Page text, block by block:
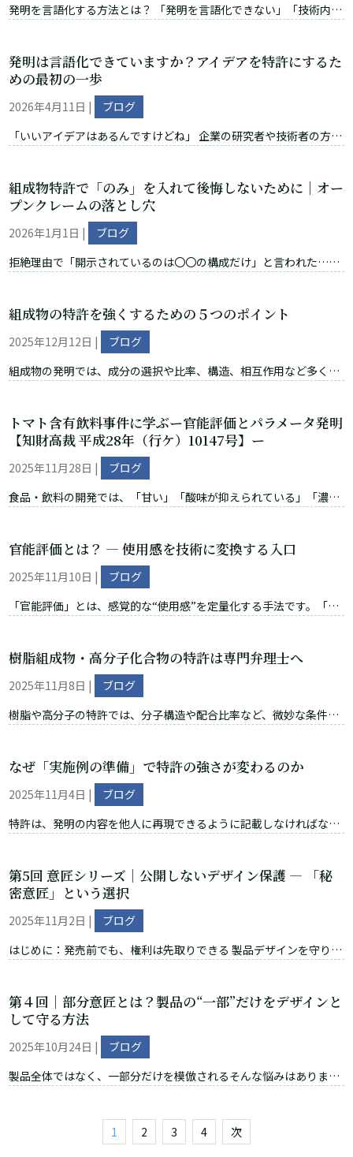
発明を言語化する方法とは？ 「発明を言語化できない」「技術内容
ているわけではありません。 実際には、技術課題を書き出し、整理
することで、少しずつ発明の本質が見えてくることが多いです。 そ
こで今回は、元技術者である私が実践していた、「発明を言語化す
る方法」について解説します。 特に、化学・材料・半導体分野で研
究開発をされている方に参考になれば幸いです。 なお、発明の整理
発明は言語化できていますか？アイデアを特許にするた
めの最初の一歩
2026年4月11日 |
ブログ
「いいアイデアはあるんですけどね」 企業の研究者や技術者の方と
のは、他人にとって存在しないのと同じだからです。 頭の中にある
アイデアや感覚は、そのままでは共有できません。そして、共有で
きないものは評価もされません。 ① 言語化できていない状態とは
何か では、「言語化できていない」とはどういう状態でしょうか。
なんとなく良さそう 従来より性能がいい気がする 実験ではうまく
組成物特許で「のみ」を入れて後悔しないために｜オー
プンクレームの落とし穴
2026年1月1日 |
ブログ
拒絶理由で「開示されているのは〇〇の構成だけ」と言われた…そ
開示されているのは〇〇の構成だけ」のように指摘されたときに、
焦ってクレームへ「のみ」や「（AとB）からなる」を入れてしまう
ケースです。 この一手は一見、特許になる山を越える近道に見えま
す。しかし組成物では、ここでクレームを閉じると、後の対応が難
で必要になる...
組成物の特許を強くするための５つのポイント
2025年12月12日 |
ブログ
組成物の発明では、成分の選択や比率、構造、相互作用など多くの
あるか」「技術的に裏付けられているか」が重要です。 この記事で
は、広く強い特許を得るための５つの実務ポイントを紹介します。
当事務所のサポート内容は、ミレニア弁理士法人のご案内ページか
らご覧いただけます。 １．先行技術調査で差別化ポイントを見つけ
る 最初のステップは、先行技術の調査です。 特許文献や論文を確認
トマト含有飲料事件に学ぶー官能評価とパラメータ発明
【知財高裁 平成28年（行ケ）10147号】ー
2025年11月28日 |
ブログ
食品・飲料の開発では、「甘い」「酸味が抑えられている」「濃厚
効と判断された裁判例があります。 それが、知財高裁 平成28年
（行ケ）10147号（トマト含有飲料事件）です。 本記事では、裁判
所が何を問題にし、なぜ官能評価だけでは足りないのかを、化学系
弁理士の視点で解説します。 なお、本件は「官能評価 特許」の典型
官能評価とは？ ― 使用感を技術に変換する入口
2025年11月10日 |
ブログ
「官能評価」とは、感覚的な“使用感”を定量化する手法です。「さ
ば、訓練済みパネリストによるスコアリング、ランダム化・ブライ
ンド試験、統計処理による有意差解析などが挙げられます。このよ
うに、評価結果だけでなく、処方・物性・測定方法・測定条件まで
一体で示すことで、特許の説得力は大きく高まります。つまり、
樹脂組成物・高分子化合物の特許は専門弁理士へ
2025年11月8日 |
ブログ
樹脂や高分子の特許では、分子構造や配合比率など、微妙な条件の
なるおそれがあります。 配合比率や構造式の理解が欠けると起こる
リスク 弁理士が化学構造を十分に理解していないと、次のような問
題が生じることがあります。 重合体の違いがわからず、特許請求の
範囲の記載が明細書でサポートされない 主要成分と添加剤の関係が
なぜ「実施例の準備」で特許の強さが変わるのか
2025年11月4日 |
ブログ
特許は、発明の内容を他人に再現できるように記載しなければなり
能要件を満たさず、出願が拒絶されたり、登録後に無効とされるお
それがあります。 サポート要件と実施可能要件のちがい これらは似
ていますが、目的が異なります。 サポート要件：クレームに記載し
た発明が、明細書の記載によって裏付けられているか。 実施可能要
件：明細書の記載を読んで、発明を実際に再現できるか。 つまり、
第5回 意匠シリーズ｜公開しないデザイン保護 ― 「秘
密意匠」という選択
2025年11月2日 |
ブログ
はじめに：発売前でも、権利は先取りできる 製品デザインを守りた
秘密意匠を請求すると最長3年間、登録意匠を非公開にできます。
競合に先読みされず、発表タイミングをコントロールできるのが最
大の利点です。 秘密意匠とは（制度の要点） 対象：登録された意匠
（出願段階ではなく、登録段階の意匠） 請求のタイミング：出願時
または設定登録料の納付時まで（それ以降の後出しは不可） 非公開
第４回｜部分意匠とは？製品の“一部”だけをデザインと
して守る方法
2025年10月24日 |
ブログ
製品全体ではなく、一部分だけを模倣される――そんな悩みはありませ
す。そこで今回は、デザイン戦略で強力な武器になる部分意匠制度
を、実務の視点でわかりやすく解説します。まず概要を押さえ、次
1 2 3 4 次